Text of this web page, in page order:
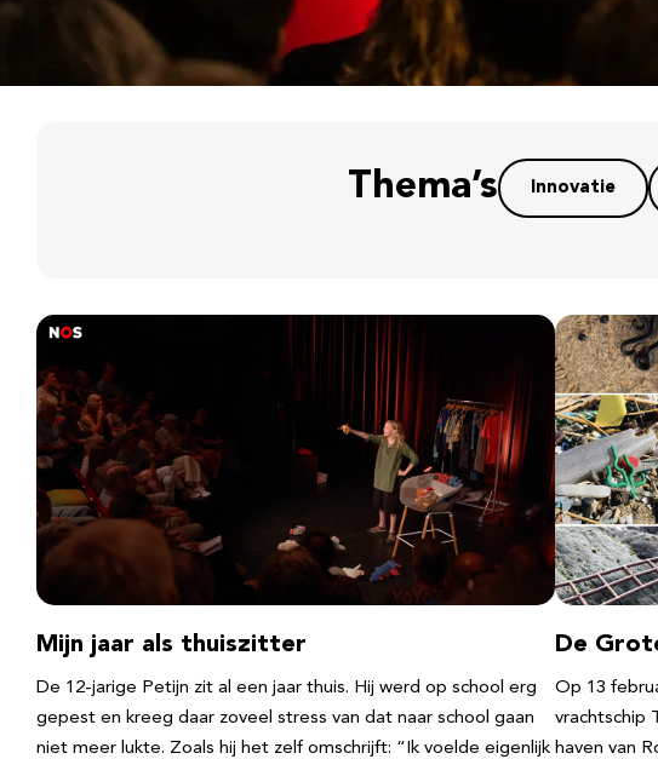
Thema’s Innovatie
Mijn jaar als thuiszitter
De 12-jarige Petijn zit al een jaar thuis. Hij werd op school erg
gepest en kreeg daar zoveel stress van dat naar school gaan
niet meer lukte. Zoals hij het zelf omschrijft: “Ik voelde eigenlijk
De
Op 13
vrachtschip
haven van